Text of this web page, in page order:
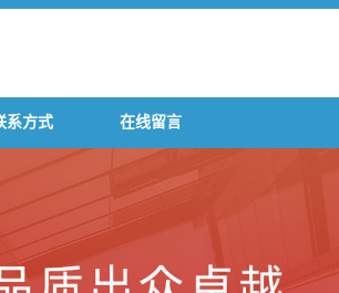
系方式 在线留言